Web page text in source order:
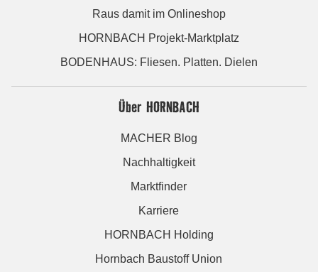
Raus damit im Onlineshop
HORNBACH Projekt-Marktplatz
BODENHAUS: Fliesen. Platten. Dielen
Über HORNBACH
MACHER Blog
Nachhaltigkeit
Marktfinder
Karriere
HORNBACH Holding
Hornbach Baustoff Union